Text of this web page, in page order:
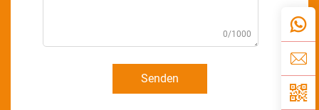
0/1000
Senden